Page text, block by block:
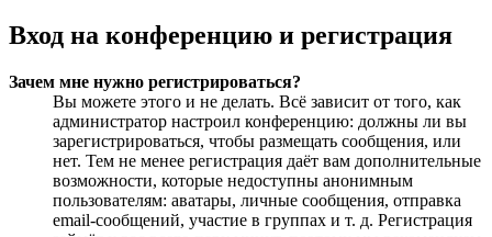
Вход на конференцию и регистрация
Зачем мне нужно регистрироваться?
Вы можете этого и не делать. Всё зависит от того, как
администратор настроил конференцию: должны ли вы
зарегистрироваться, чтобы размещать сообщения, или
нет. Тем не менее регистрация даёт вам дополнительные
возможности, которые недоступны анонимным
пользователям: аватары, личные сообщения, отправка
email-сообщений, участие в группах и т. д. Регистрация